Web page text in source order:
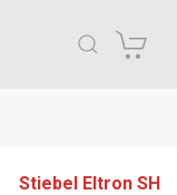
Stiebel Eltron SH